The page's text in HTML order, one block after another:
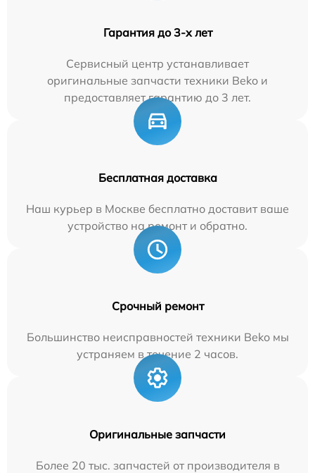
Гарантия до 3-х лет
Сервисный центр устанавливает
оригинальные запчасти техники Beko и
предоставляет гарантию до 3 лет.
Бесплатная доставка
Наш курьер в Москве бесплатно доставит ваше
устройство на ремонт и обратно.
Срочный ремонт
Большинство неисправностей техники Beko мы
устраняем в течение 2 часов.
Оригинальные запчасти
Более 20 тыс. запчастей от производителя в